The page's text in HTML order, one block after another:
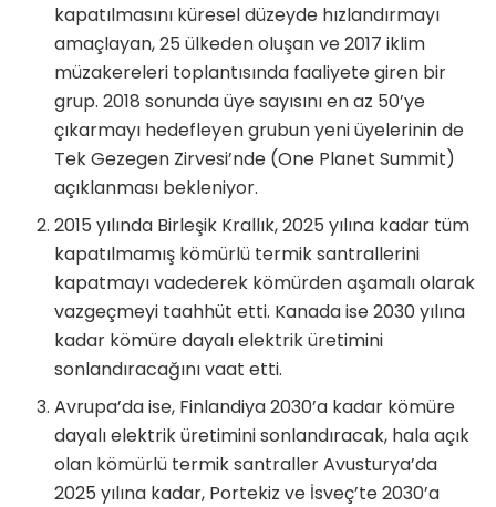
kapatılmasını küresel düzeyde hızlandırmayı
amaçlayan, 25 ülkeden oluşan ve 2017 iklim
müzakereleri toplantısında faaliyete giren bir
grup. 2018 sonunda üye sayısını en az 50’ye
çıkarmayı hedefleyen grubun yeni üyelerinin de
Tek Gezegen Zirvesi’nde (One Planet Summit)
açıklanması bekleniyor.
2015 yılında Birleşik Krallık, 2025 yılına kadar tüm
kapatılmamış kömürlü termik santrallerini
kapatmayı vadederek kömürden aşamalı olarak
vazgeçmeyi taahhüt etti. Kanada ise 2030 yılına
kadar kömüre dayalı elektrik üretimini
sonlandıracağını vaat etti.
Avrupa’da ise, Finlandiya 2030’a kadar kömüre
dayalı elektrik üretimini sonlandıracak, hala açık
olan kömürlü termik santraller Avusturya’da
2025 yılına kadar, Portekiz ve İsveç’te 2030’a